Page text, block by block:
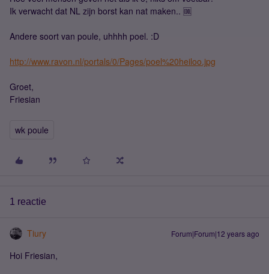
Ik verwacht dat NL zijn borst kan nat maken.. 🆒
Andere soort van poule, uhhhh poel. :D
http://www.ravon.nl/portals/0/Pages/poel%20heiloo.jpg
Groet,
Friesian
wk poule
1 reactie
Tiury Forum|Forum|12 years ago
Hoi Friesian,